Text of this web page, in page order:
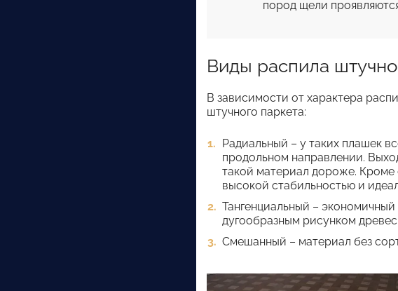
Виды распила
В зависимости от характера
штучного паркета:
Радиальный – у таких плашек
продольном направлении.
такой материал дороже. Кроме
высокой стабильностью и
Тангенциальный –
дугообразным рисунком
Смешанный – материал без